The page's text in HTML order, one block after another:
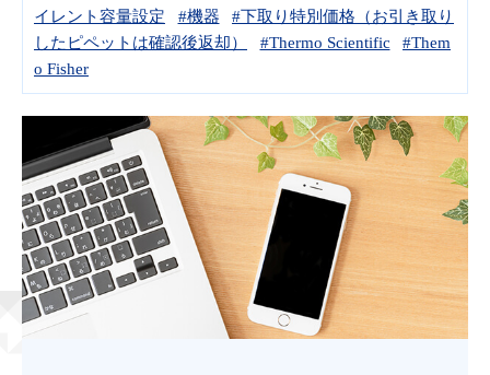
イレント容量設定
#機器
#下取り特別価格（お引き取り
したピペットは確認後返却）
#Thermo Scientific
#Them
o Fisher